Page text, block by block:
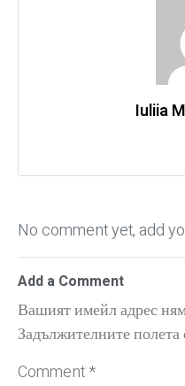
Iuliia
No comment yet, add
Add a Comment
Вашият имейл адрес
Задължителните полета
Comment *